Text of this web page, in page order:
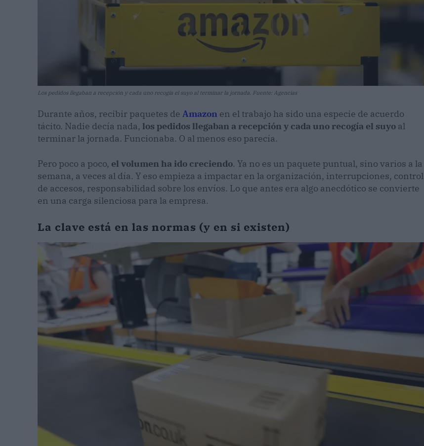
Los pedidos llegaban a recepción y cada uno recogía el suyo al terminar la jornada. Fuente: Agencias
Durante años, recibir paquetes de Amazon en el trabajo ha sido una especie de acuerdo
tácito. Nadie decía nada, los pedidos llegaban a recepción y cada uno recogía el suyo al
terminar la jornada. Funcionaba. O al menos eso parecía.
Pero poco a poco, el volumen ha ido creciendo. Ya no es un paquete puntual, sino varios a la
semana, a veces al día. Y eso empieza a impactar en la organización, interrupciones, control
de accesos, responsabilidad sobre los envíos. Lo que antes era algo anecdótico se convierte
en una carga silenciosa para la empresa.
La clave está en las normas (y en si existen)